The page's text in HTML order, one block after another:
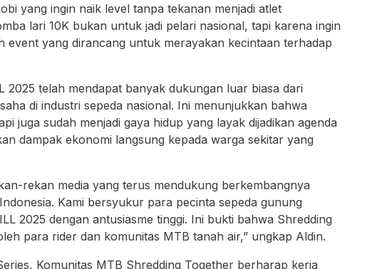
yang ingin naik level tanpa tekanan menjadi atlet
lari 10K bukan untuk jadi pelari nasional, tapi karena ingin
event yang dirancang untuk merayakan kecintaan terhadap
2025 telah mendapat banyak dukungan luar biasa dari
di industri sepeda nasional. Ini menunjukkan bahwa
juga sudah menjadi gaya hidup yang layak dijadikan agenda
dampak ekonomi langsung kepada warga sekitar yang
rekan media yang terus mendukung berkembangnya
Kami bersyukur para pecinta sepeda gunung
2025 dengan antusiasme tinggi. Ini bukti bahwa Shredding
para rider dan komunitas MTB tanah air,” ungkap Aldin.
Komunitas MTB Shredding Together berharap kerja